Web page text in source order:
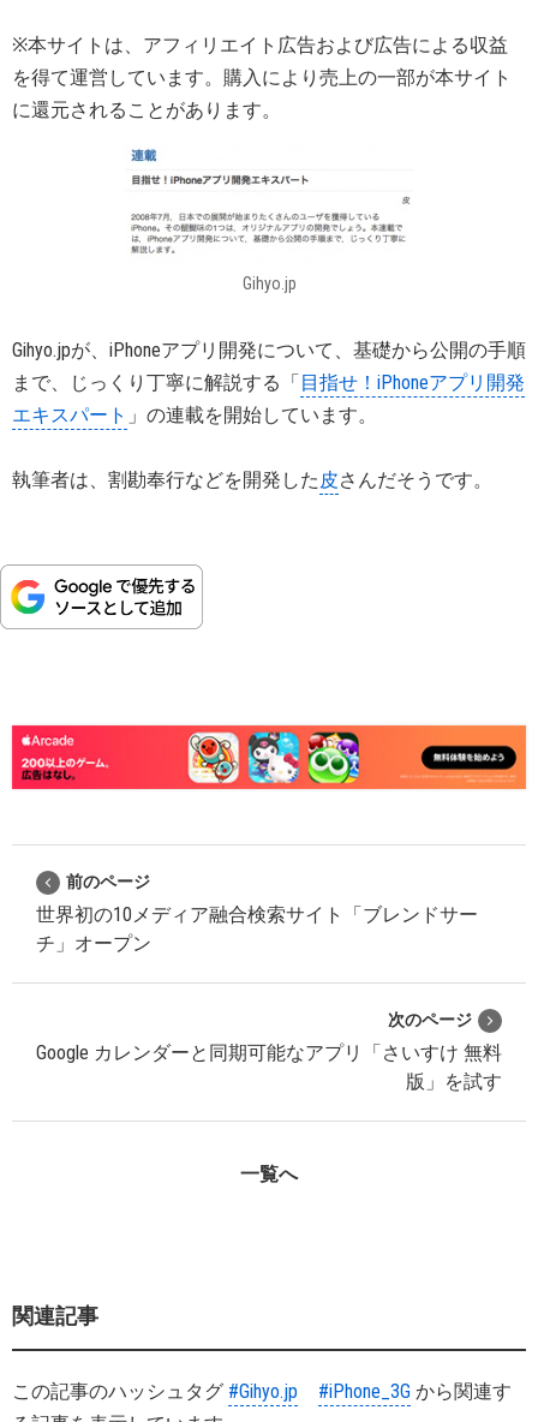
※本サイトは、アフィリエイト広告および広告による収益
を得て運営しています。購入により売上の一部が本サイト
に還元されることがあります。
Gihyo.jp
Gihyo.jpが、iPhoneアプリ開発について、基礎から公開の手順
まで、じっくり丁寧に解説する「目指せ！iPhoneアプリ開発
エキスパート 」の連載を開始しています。
執筆者は、割勘奉行などを開発した皮さんだそうです。
前のページ
世界初の10メディア融合検索サイト「ブレンドサー
チ」オープン
次のページ
Google カレンダーと同期可能なアプリ「さいすけ 無料
版」を試す
一覧へ
関連記事
この記事のハッシュタグ #Gihyo.jp #iPhone_3G から関連す